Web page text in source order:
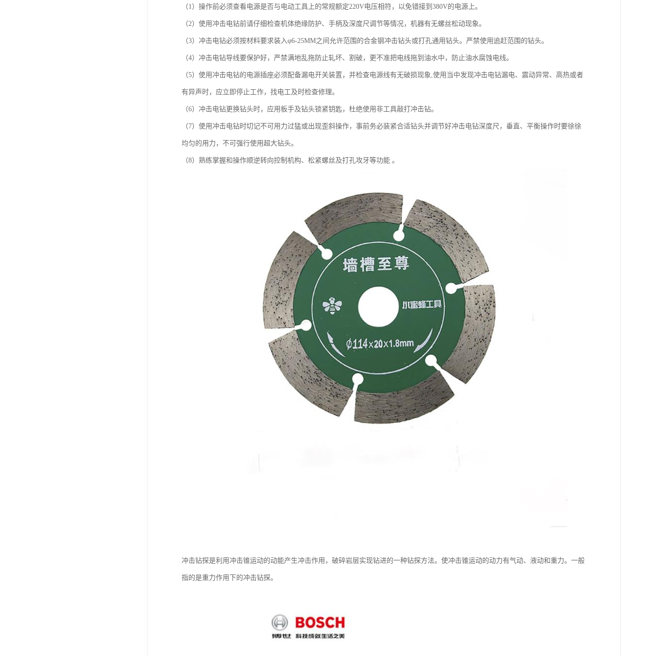
（1）操作前必须查看电源是否与电动工具上的常规额定220V电压相符，以免错接到380V的电源上。
（2）使用冲击电钻前请仔细检查机体绝缘防护、手柄及深度尺调节等情况，机器有无螺丝松动现象。
（3）冲击电钻必须按材料要求装入φ6-25MM之间允许范围的合金钢冲击钻头或打孔通用钻头。严禁使用追赶范围的钻头。
（4）冲击电钻导线要保护好，严禁满地乱拖防止轧坏、割破，更不准把电线拖到油水中，防止油水腐蚀电线。
（5）使用冲击电钻的电源插座必须配备漏电开关装置，并检查电源线有无破损现象,使用当中发现冲击电钻漏电、震动异常、高热或者
有异声时，应立即停止工作，找电工及时检查修理。
（6）冲击电钻更换钻头时，应用板手及钻头锁紧钥匙，杜绝使用非工具敲打冲击钻。
（7）使用冲击电钻时切记不可用力过猛或出现歪斜操作，事前务必装紧合适钻头并调节好冲击电钻深度尺，垂直、平衡操作时要徐徐
均匀的用力，不可强行使用超大钻头。
（8）熟练掌握和操作顺逆转向控制机构、松紧螺丝及打孔攻牙等功能 。
冲击钻探是利用冲击锥运动的动能产生冲击作用，破碎岩层实现钻进的一种钻探方法。使冲击锥运动的动力有气动、液动和重力。一般
指的是重力作用下的冲击钻探。